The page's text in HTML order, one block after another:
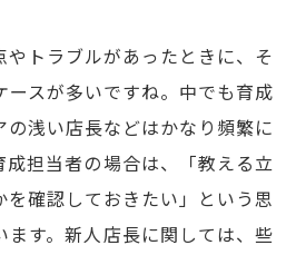
トラブルがあったときに、そ
ースが多いですね。中でも育成
浅い店長などはかなり頻繁に
成担当者の場合は、「教える立
確認しておきたい」という思
ます。新人店長に関しては、些